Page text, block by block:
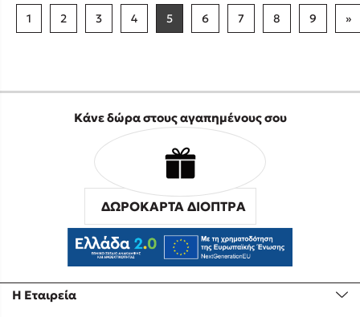
1 2 3 4 5 6 7 8 9 »
Η Εταιρεία
Κάνε δώρα στους αγαπημένους σου
ΔΩΡΟΚΑΡΤΑ ΔΙΟΠΤΡΑ